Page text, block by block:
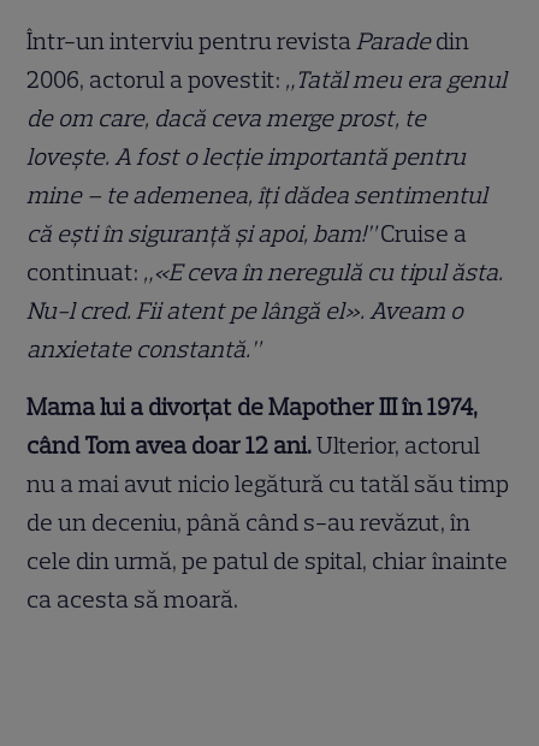
Într-un interviu pentru revistaParadedin
2006, actorul a povestit: „Tatăl meu era genul
de om care, dacă ceva merge prost, te
lovește. A fost o lecție importantă pentru
mine – te ademenea, îți dădea sentimentul
că ești în siguranță și apoi, bam!”Cruise a
continuat: „«E ceva în neregulă cu tipul ăsta.
Nu-l cred. Fii atent pe lângă el». Aveam o
anxietate constantă.”
Mama lui a divorțat de Mapother III în 1974,
când Tom avea doar 12 ani.Ulterior, actorul
nu a mai avut nicio legătură cu tatăl său timp
de un deceniu, până când s-au revăzut, în
cele din urmă, pe patul de spital, chiar înainte
ca acesta să moară.